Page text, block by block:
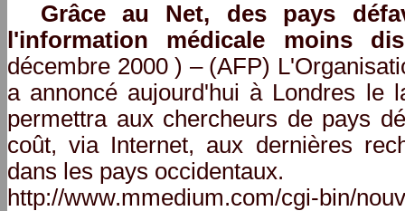
Grâce au Net, des pays
l'information médicale moins
décembre 2000 ) – (AFP)
a annoncé aujourd'hui à Londres le
permettra aux chercheurs de pays
coût, via Internet, aux dernières
dans les pays occidentaux.
http://www.mmedium.com/cgi-bin/